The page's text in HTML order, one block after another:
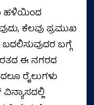
ಹಳಿಯಿಂದ
ಕೆಲವು ಪ್ರಮುಖ
ಬದಲಿಸುವುದರ ಬಗ್ಗೆ
ಈ ನಗರದ
ರೈಲುಗಳು